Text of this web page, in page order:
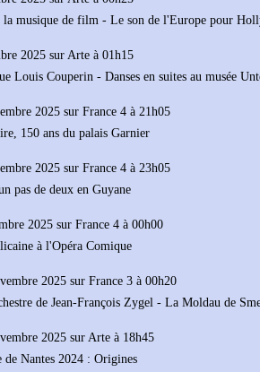
la musique de film - Le son de l'Europe pour
2025 sur Arte à 01h15
Louis Couperin - Danses en suites au musée
2025 sur France 4 à 21h05
150 ans du palais Garnier
2025 sur France 4 à 23h05
pas de deux en Guyane
2025 sur France 4 à 00h00
à l'Opéra Comique
2025 sur France 3 à 00h20
de Jean-François Zygel - La Moldau de
2025 sur Arte à 18h45
de Nantes 2024 : Origines